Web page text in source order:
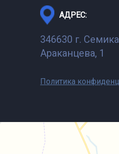
АДРЕС:
346630 г.
Араканцева, 1
Политика